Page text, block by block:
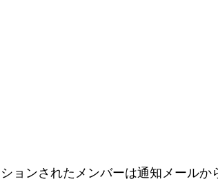
ョンされたメンバーは通知メールか